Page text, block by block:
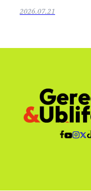
2026.07.21